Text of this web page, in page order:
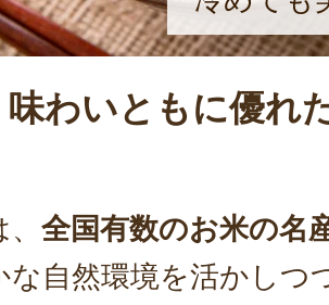
味わいともに優れ
全国有数のお米の名
な自然環境を活かしつ